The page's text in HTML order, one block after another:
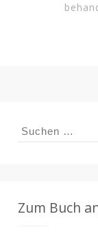
Suchen
Zum Buch